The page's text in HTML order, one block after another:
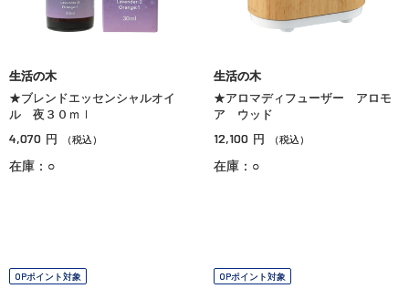
生活の木
★ブレンドエッセンシャルオイ
ル 夜３０ｍｌ
4,070 円 （税込）
在庫：○
生活の木
★アロマディフューザー アロモ
ア ウッド
12,100 円 （税込）
在庫：○
OPポイント対象 OPポイント対象